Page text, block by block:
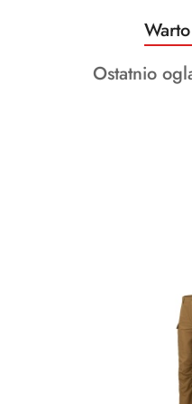
Pomiń karuzelę
o
Produkty
Ostatnio